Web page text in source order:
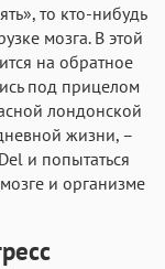
то кто-нибудь
мозга. В этой
на обратное
под прицелом
лондонской
жизни, –
и попытаться
и организме